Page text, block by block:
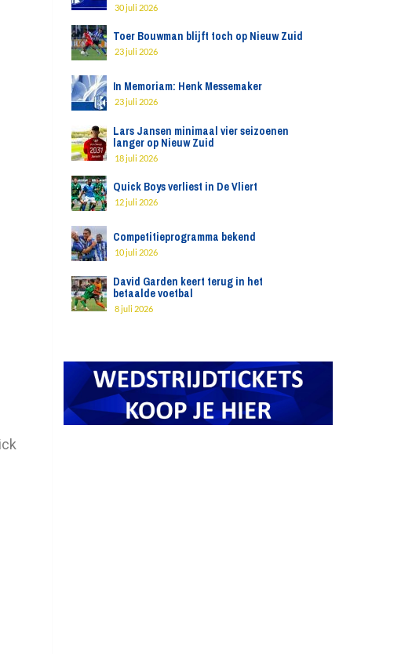
30 juli 2026
Toer Bouwman blijft toch op Nieuw Zuid
23 juli 2026
In Memoriam: Henk Messemaker
23 juli 2026
Lars Jansen minimaal vier seizoenen
langer op Nieuw Zuid
18 juli 2026
Quick Boys verliest in De Vliert
12 juli 2026
Competitieprogramma bekend
10 juli 2026
David Garden keert terug in het
betaalde voetbal
8 juli 2026